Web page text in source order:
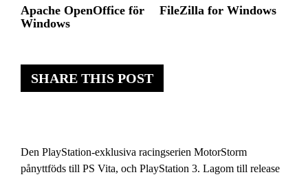
SHARE THIS POST
Den PlayStation-exklusiva racingserien MotorStorm
pånyttföds till PS Vita, och PlayStation 3. Lagom till release
Apache OpenOffice för
Windows
FileZilla for Windows